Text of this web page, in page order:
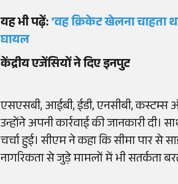
यह भी पढ़ें:'वह क्रिकेट खेलना चाहता
घायल
केंद्रीय एजेंसियों ने दिए इनपुट
एसएसबी, आईबी, ईडी, एनसीबी,
उन्होंने अपनी कार्रवाई की जानकारी दी।
चर्चा हुई। सीएम ने कहा कि सीमा पार से
नागरिकता से जुड़े मामलों में भी सतर्कता